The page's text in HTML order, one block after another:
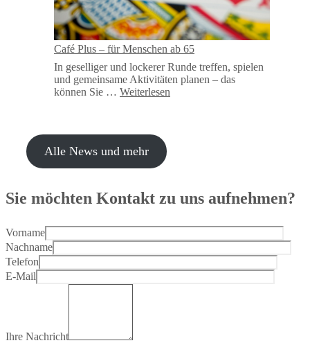
Café Plus – für Menschen ab 65
In geselliger und lockerer Runde treffen, spielen
und gemeinsame Aktivitäten planen – das
können Sie … Weiterlesen
Alle News und mehr
Sie möchten Kontakt zu uns aufnehmen?
Vorname
Nachname
Telefon
E-Mail
Ihre Nachricht